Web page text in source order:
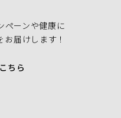
ペーンや健康に
お届けします！
ちら